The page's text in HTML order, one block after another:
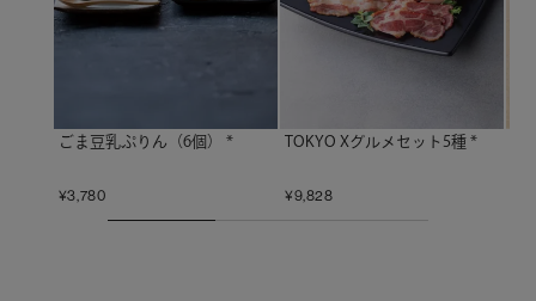
ごま豆乳ぷりん（6個） *
¥3,780
TOKYO Xグルメセット5種 *
¥9,828